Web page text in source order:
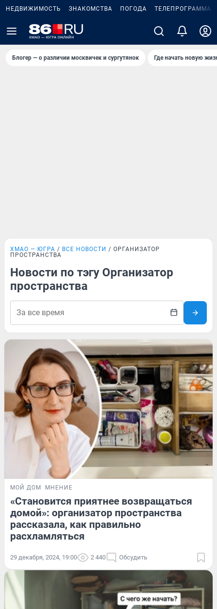
НЕДВИЖИМОСТЬ ЗНАКОМСТВА ПОГОДА ТЕЛЕПРОГРАММА
Блогер — о различии москвичек и сургутянок Где начать новую
ХМАО — ЮГРА ВСЕ НОВОСТИ
ОРГАНИЗАТОР
ПРОСТРАНСТВА
Новости по тэгу Организатор
пространства
МОЙ ДОМ МНЕНИЕ
«Становится приятнее возвращаться
домой»: организатор пространства
рассказала, как правильно
расхламляться
29 декабря, 2024, 19:00 2 440 Обсудить